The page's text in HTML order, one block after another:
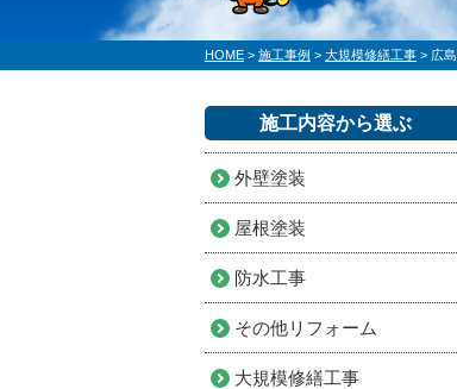
HOME > 施工事例 > 大規模修繕工事 > 広
施工内容から選ぶ
外壁塗装
屋根塗装
防水工事
その他リフォーム
大規模修繕工事